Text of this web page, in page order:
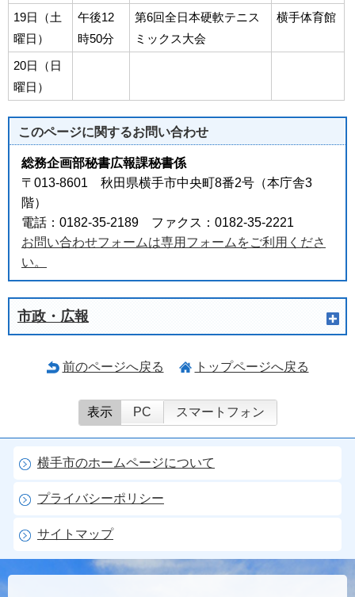
19日（土
曜日）
午後12
時50分
第6回全日本硬軟テニス
ミックス大会
横手体育館
20日（日
曜日）
このページに関するお問い合わせ
総務企画部秘書広報課秘書係
〒013-8601 秋田県横手市中央町8番2号（本庁舎3
階）
電話：0182-35-2189 ファクス：0182-35-2221
お問い合わせフォームは専用フォームをご利用くださ
い。
市政・広報
前のページへ戻る トップページへ戻る
表示 PC スマートフォン
横手市のホームページについて
プライバシーポリシー
サイトマップ